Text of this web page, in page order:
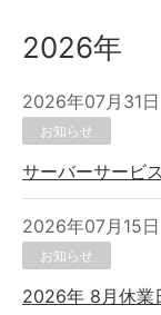
2026年
2026年07月31日
お知らせ
サーバーサービ
2026年07月15日
お知らせ
2026年 8月休業